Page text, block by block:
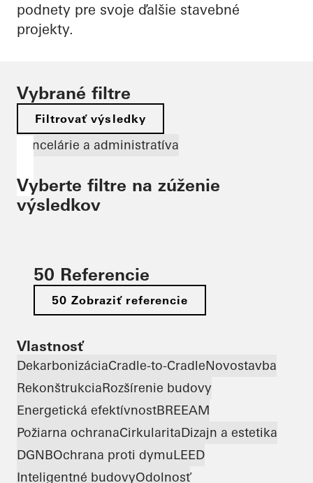
podnety pre svoje ďalšie stavebné
projekty.
Vybrané filtre
Filtrovať výsledky
Kancelárie a administratíva
Vyberte filtre na zúženie
výsledkov
50 Referencie
50 Zobraziť referencie
Vlastnosť
DekarbonizáciaCradle-to-CradleNovostavba
RekonštrukciaRozšírenie budovy
Energetická efektívnosťBREEAM
Požiarna ochranaCirkularitaDizajn a estetika
DGNBOchrana proti dymuLEED
Inteligentné budovyOdolnosť